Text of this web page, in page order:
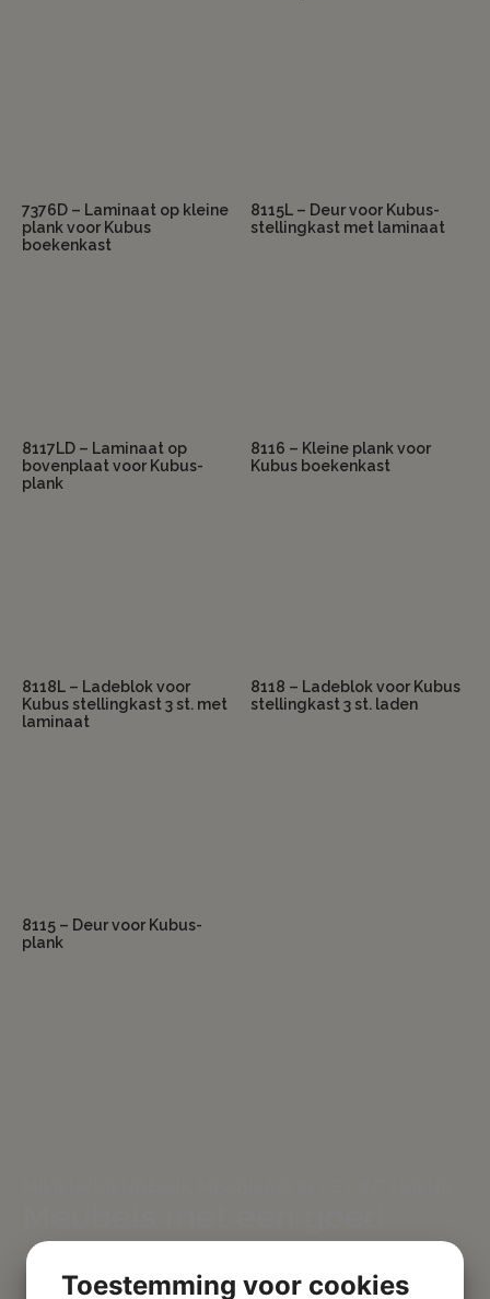
7376D – Laminaat op kleine
plank voor Kubus
boekenkast
8115L – Deur voor Kubus-
stellingkast met laminaat
8117LD – Laminaat op
bovenplaat voor Kubus-
plank
8116 – Kleine plank voor
Kubus boekenkast
8118L – Ladeblok voor
Kubus stellingkast 3 st. met
laminaat
8118 – Ladeblok voor Kubus
stellingkast 3 st. laden
8115 – Deur voor Kubus-
plank
geweten
Toestemming voor cookies